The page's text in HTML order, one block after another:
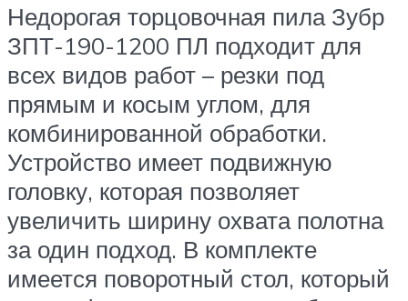
Недорогая торцовочная пила Зубр
ЗПТ-190-1200 ПЛ подходит для
всех видов работ – резки под
прямым и косым углом, для
комбинированной обработки.
Устройство имеет подвижную
головку, которая позволяет
увеличить ширину охвата полотна
за один подход. В комплекте
имеется поворотный стол, который